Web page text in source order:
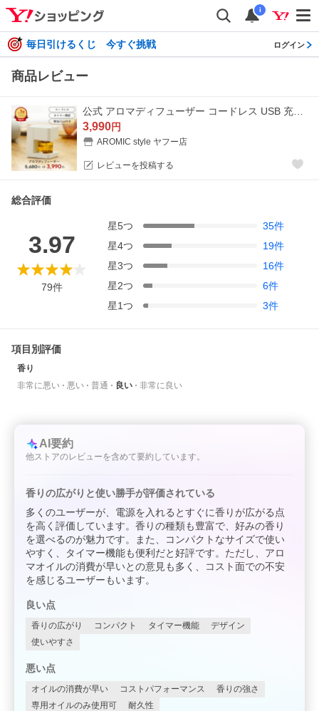
i
毎日引けるくじ 今すぐ挑戦 ログイン
商品レビュー
3,990円
AROMIC style ヤフー店
レビューを投稿する
総合評価
3.97
79件
星5つ 35件
星4つ 19件
星3つ 16件
星2つ 6件
星1つ 3件
項目別評価
香り
非常に悪い
悪い 普通 良い 非常に良い
AI要約
他ストアのレビューを含めて要約しています。
香りの広がりと使い勝手が評価されている
多くのユーザーが、電源を入れるとすぐに香りが広がる点
を高く評価しています。香りの種類も豊富で、好みの香り
を選べるのが魅力です。また、コンパクトなサイズで使い
やすく、タイマー機能も便利だと好評です。ただし、アロ
マオイルの消費が早いとの意見も多く、コスト面での不安
を感じるユーザーもいます。
良い点
香りの広がり コンパクト タイマー機能
デザイン
使いやすさ
悪い点
オイルの消費が早い コストパフォーマンス
香りの強さ
専用オイルのみ使用可
耐久性